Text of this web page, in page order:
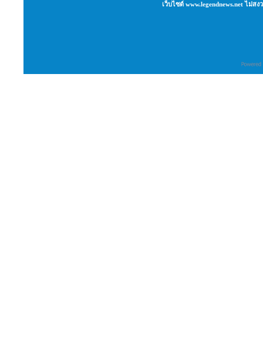
เว็บไซต์ www.legendnews.net ไม่